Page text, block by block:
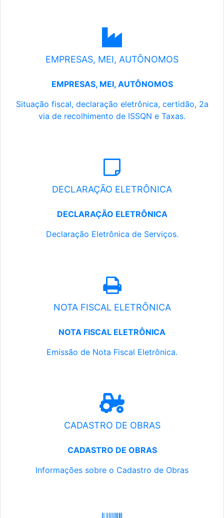
EMPRESAS, MEI, AUTÔNOMOS
EMPRESAS, MEI, AUTÔNOMOS
Situação fiscal, declaração eletrônica, certidão, 2a
via de recolhimento de ISSQN e Taxas.
DECLARAÇÃO ELETRÔNICA
DECLARAÇÃO ELETRÔNICA
Declaração Eletrônica de Serviços.
NOTA FISCAL ELETRÔNICA
NOTA FISCAL ELETRÔNICA
Emissão de Nota Fiscal Eletrônica.
CADASTRO DE OBRAS
CADASTRO DE OBRAS
Informações sobre o Cadastro de Obras